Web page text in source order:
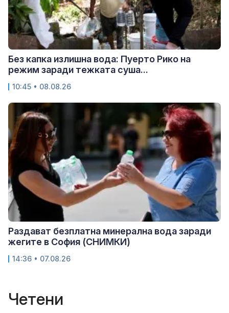
Без капка излишна вода: Пуерто Рико на
режим заради тежката суша...
10:45 • 08.08.26
Раздават безплатна минерална вода заради
жегите в София (СНИМКИ)
14:36 • 07.08.26
Четени